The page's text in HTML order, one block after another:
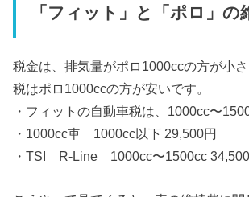
「フィット」と「ポロ」の
税金は、排気量がポロ1000ccの方が小
税はポロ1000ccの方が安いです。
・フィットの自動車税は、1000cc〜
・1000cc車 1000cc以下 29,500円
・TSI R-Line 1000cc〜1500cc